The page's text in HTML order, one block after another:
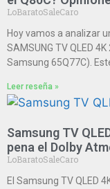
LoBaratoSaleCaro
Hoy vamos a analizar
SAMSUNG TV QLED
Samsung 65Q77C).
Leer reseña »
Samsung TV
pena el Dolby
LoBaratoSaleCaro
El Samsung TV QLED